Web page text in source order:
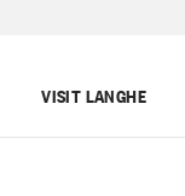
VISIT LANGHE